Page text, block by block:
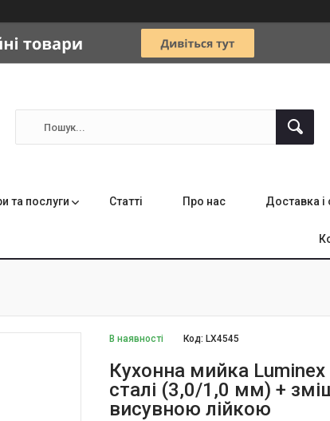
та послуги Статті Про нас Доставка і
В наявності Код: LX4545
Кухонна мийка Luminex
сталі (3,0/1,0 мм) +
висувною лійкою